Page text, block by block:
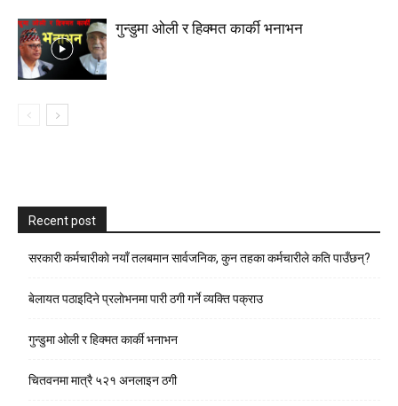
गुन्डुमा ओली र हिक्मत कार्की भनाभन
Recent post
सरकारी कर्मचारीकाे नयाँ तलबमान सार्वजनिक, कुन तहका कर्मचारीले कति पाउँछन्?
बेलायत पठाइदिने प्रलाेभनमा पारी ठगी गर्ने व्यक्ति पक्राउ
गुन्डुमा ओली र हिक्मत कार्की भनाभन
चितवनमा मात्रै ५२१ अनलाइन ठगी